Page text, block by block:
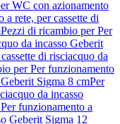
WC con azionamento
a rete, per cassette di
Pezzi di ricambio per Per
da incasso Geberit
di risciacquo da
per Per funzionamento
Sigma 8 cmPer
da incasso
funzionamento a
Geberit Sigma 12